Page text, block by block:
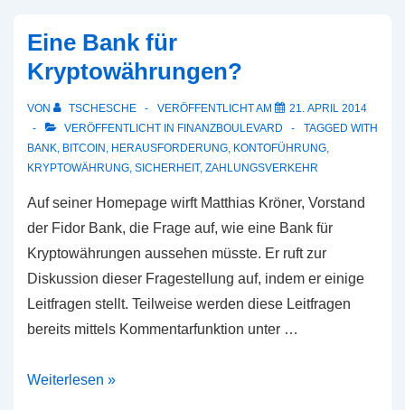
Eine Bank für
Kryptowährungen?
VON TSCHESCHE VERÖFFENTLICHT AM
21. APRIL 2014
VERÖFFENTLICHT IN FINANZBOULEVARD
TAGGED WITH
BANK, BITCOIN, HERAUSFORDERUNG, KONTOFÜHRUNG,
KRYPTOWÄHRUNG, SICHERHEIT, ZAHLUNGSVERKEHR
Auf seiner Homepage wirft Matthias Kröner, Vorstand
der Fidor Bank, die Frage auf, wie eine Bank für
Kryptowährungen aussehen müsste. Er ruft zur
Diskussion dieser Fragestellung auf, indem er einige
Leitfragen stellt. Teilweise werden diese Leitfragen
bereits mittels Kommentarfunktion unter …
Eine
Weiterlesen »